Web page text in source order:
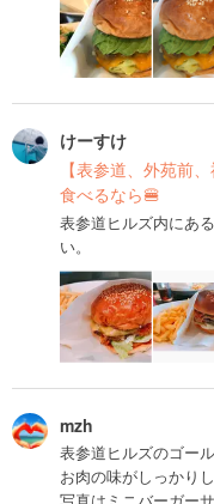
けーすけ
【表参道、外苑前
食べるなら🍔
表参道ヒルズ内にあ
い。
mzh
表参道ヒルズのゴー
お肉の味がしっかり